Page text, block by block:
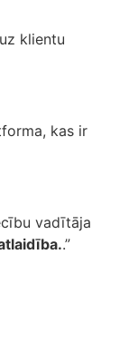
klientu
kas ir
vadītāja
.”